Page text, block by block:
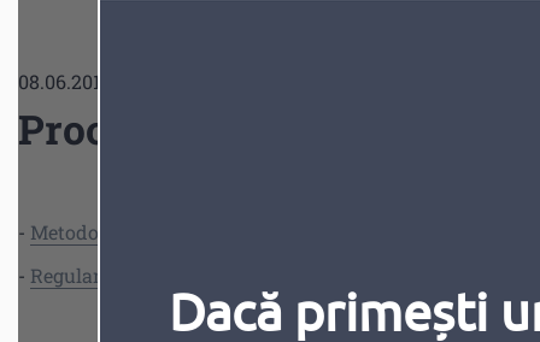
Dacă primești
08.06.2018
Procesul de supraveghere
- Metodologia de supraveghere și evaluare a activității
- Regulamentul privind controalele pe teren (inspecțiile)